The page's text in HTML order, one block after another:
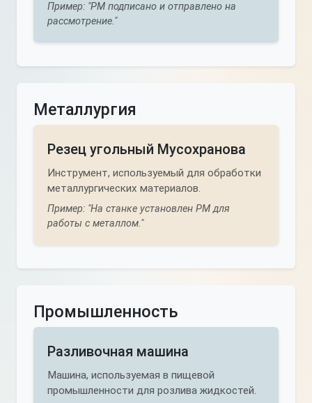
Пример: "РМ подписано и отправлено на
рассмотрение."
Металлургия
Резец угольный Мусохранова
Инструмент, используемый для обработки
металлургических материалов.
Пример: "На станке установлен РМ для
работы с металлом."
Промышленность
Разливочная машина
Машина, используемая в пищевой
промышленности для розлива жидкостей.